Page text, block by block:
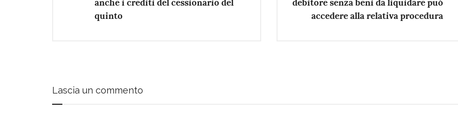
anche i crediti del cessionario del
quinto
debitore senza beni da liquidare può
accedere alla relativa procedura
Lascia un commento